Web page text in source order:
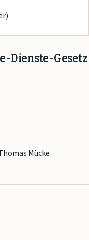
Dienste-Gesetz
Mücke